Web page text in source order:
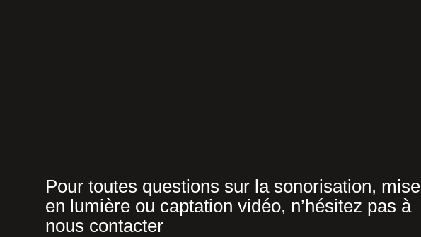
Pour toutes questions sur la sonorisation, mise
en lumière ou captation vidéo, n’hésitez pas à
nous contacter